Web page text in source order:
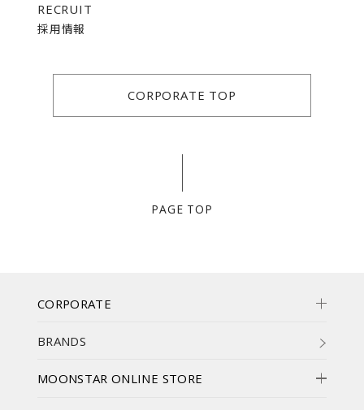
RECRUIT
採用情報
CORPORATE TOP
PAGE TOP
CORPORATE
BRANDS
MOONSTAR ONLINE STORE